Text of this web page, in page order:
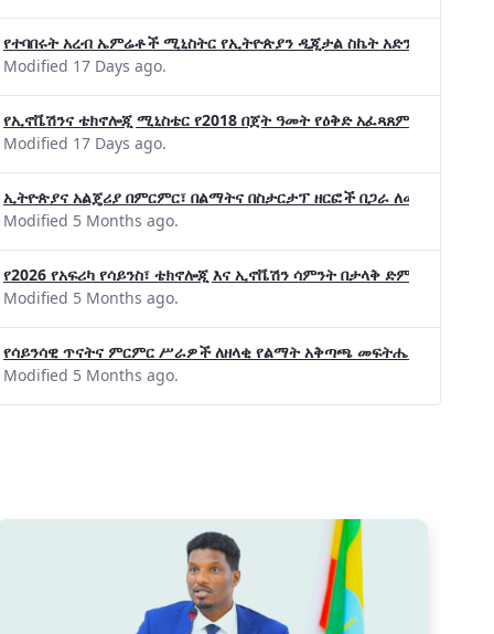
የተባበሩት አረብ ኤምሬቶች ሚኒስትር የኢትዮጵያን ዲጂታል ስኬት አድንቀዋል
Modified 17 Days ago.
የኢኖቬሽንና ቴክኖሎጂ ሚኒስቴር የ2018 በጀት ዓመት የዕቅድ አፈጻጸምና የቀጣይ
Modified 17 Days ago.
ኢትዮጵያና አልጄሪያ በምርምር፣ በልማትና በስታርታፕ ዘርፎች በጋራ ለመስራት መከሩ፡፡
Modified 5 Months ago.
የ2026 የአፍሪካ የሳይንስ፣ ቴክኖሎጂ እና ኢኖቬሽን ሳምንት በታላቅ ድምቀት
Modified 5 Months ago.
የሳይንሳዊ ጥናትና ምርምር ሥራዎች ለዘላቂ የልማት አቅጣጫ መፍትሔ ጠቋሚ
Modified 5 Months ago.